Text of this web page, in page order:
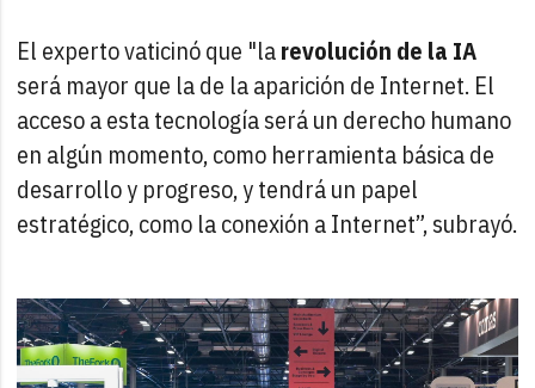
El experto vaticinó que "larevolución de la IA
será mayor que la de la aparición de Internet. El
acceso a esta tecnología será un derecho humano
en algún momento, como herramienta básica de
desarrollo y progreso, y tendrá un papel
estratégico, como la conexión a Internet”, subrayó.